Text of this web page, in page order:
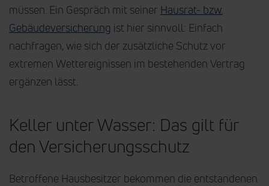
müssen. Ein Gespräch mit seiner Hausrat- bzw.
Gebäudeversicherung ist hier sinnvoll: Einfach
nachfragen, wie sich der zusätzliche Schutz vor
extremen Wettereignissen im bestehenden Vertrag
ergänzen lässt.
Keller unter Wasser: Das gilt für
den Versicherungsschutz
Betroffene Hausbesitzer bekommen die entstandenen